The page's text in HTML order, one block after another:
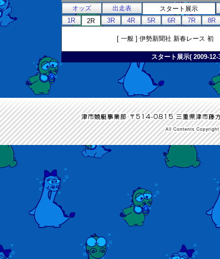
オッズ 出走表
スタート展示
1R
2R 3R 4R 5R 6R 7R 8R
[ 一般 ] 伊勢新聞社 新春レース
スタート展示( 2009-12-